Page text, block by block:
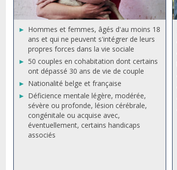
Hommes et femmes, âgés d'au moins 18
ans et qui ne peuvent s'intégrer de leurs
propres forces dans la vie sociale
50 couples en cohabitation dont certains
ont dépassé 30 ans de vie de couple
Nationalité belge et française
Déficience mentale légère, modérée,
sévère ou profonde, lésion cérébrale,
congénitale ou acquise avec,
éventuellement, certains handicaps
associés